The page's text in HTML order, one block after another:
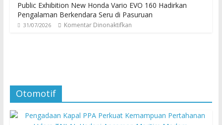
Public Exhibition New Honda Vario EVO 160 Hadirkan
Pengalaman Berkendara Seru di Pasuruan
31/07/2026 Komentar Dinonaktifkan
Otomotif